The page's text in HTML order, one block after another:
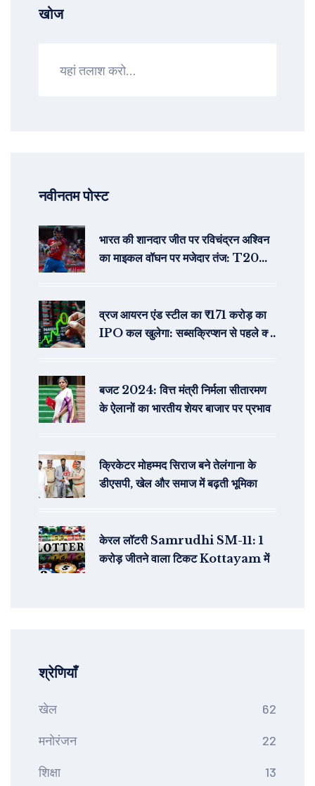
खोज
नवीनतम पोस्ट
भारत की शानदार जीत पर रविचंद्रन अश्विन
का माइकल वॉघन पर मजेदार तंज: T20
व्रज आयरन एंड स्टील का ₹171 करोड़ का
IPO कल खुलेगा: सब्सक्रिप्शन से पहले क्या
बजट 2024: वित्त मंत्री निर्मला सीतारमण
के ऐलानों का भारतीय शेयर बाजार पर प्रभाव
क्रिकेटर मोहम्मद सिराज बने तेलंगाना के
डीएसपी, खेल और समाज में बढ़ती भूमिका
केरल लॉटरी Samrudhi SM-11: 1
करोड़ जीतने वाला टिकट Kottayam में
श्रेणियाँ
खेल 62
मनोरंजन 22
शिक्षा 13